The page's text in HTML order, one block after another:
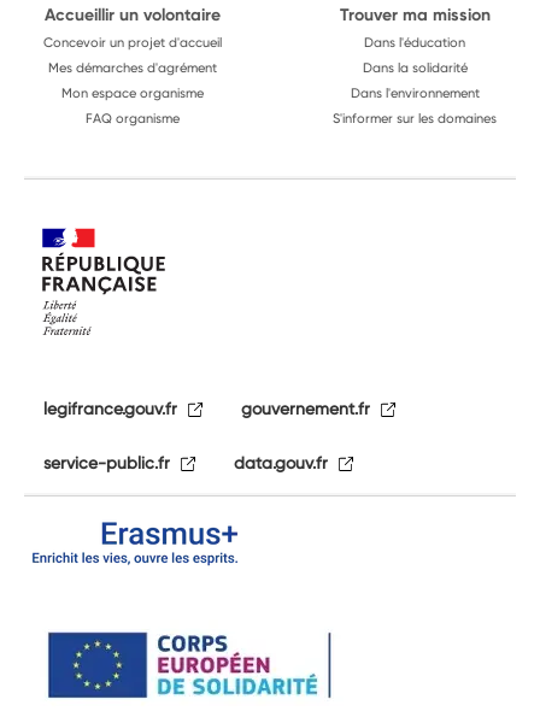
Accueillir un volontaire
Concevoir un projet d'accueil
Mes démarches d'agrément
Mon espace organisme
FAQ organisme
Trouver ma mission
Dans l'éducation
Dans la solidarité
Dans l'environnement
S'informer sur les domaines
legifrance.gouv.fr gouvernement.fr
service-public.fr data.gouv.fr